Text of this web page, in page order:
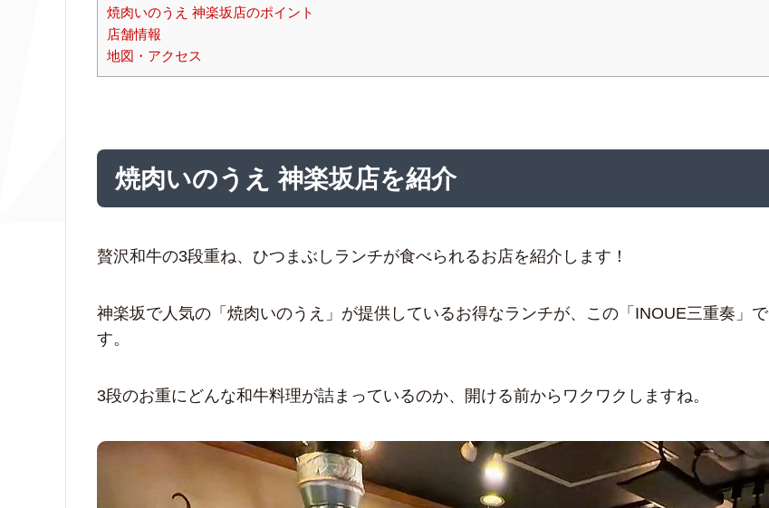
焼肉いのうえ 神楽坂店のポイント
店舗情報
地図・アクセス
焼肉いのうえ 神楽坂店を紹介
贅沢和牛の3段重ね、ひつまぶしランチが食べられるお店を紹介します！
神楽坂で人気の「焼肉いのうえ」が提供しているお得なランチが、この「INOUE三重奏」で
す。
3段のお重にどんな和牛料理が詰まっているのか、開ける前からワクワクしますね。